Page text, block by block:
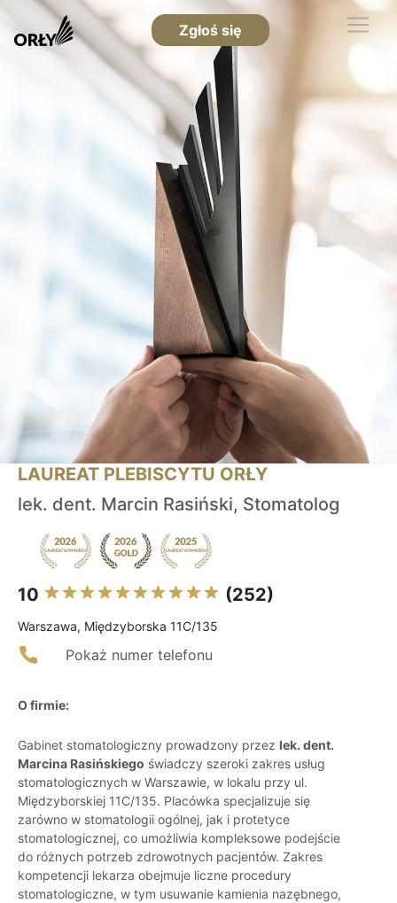
Zgłoś się
LAUREAT PLEBISCYTU ORŁY
lek. dent. Marcin Rasiński, Stomatolog
10 (252)
Warszawa, Międzyborska 11C/135
Pokaż numer telefonu
O firmie:
Gabinet stomatologiczny prowadzony przez lek. dent.
Marcina Rasińskiego świadczy szeroki zakres usług
stomatologicznych w Warszawie, w lokalu przy ul.
Międzyborskiej 11C/135. Placówka specjalizuje się
zarówno w stomatologii ogólnej, jak i protetyce
stomatologicznej, co umożliwia kompleksowe podejście
do różnych potrzeb zdrowotnych pacjentów. Zakres
kompetencji lekarza obejmuje liczne procedury
stomatologiczne, w tym usuwanie kamienia nazębnego,